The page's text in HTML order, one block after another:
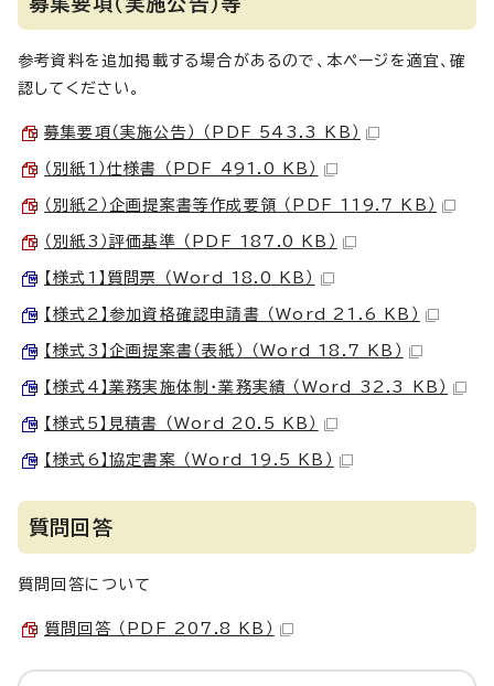
参考資料を追加掲載する場合があるので、本ページを適宜、確
認してください。
募集要項（実施公告） （PDF 543.3 KB）
（別紙1）仕様書 （PDF 491.0 KB）
（別紙2）企画提案書等作成要領 （PDF 119.7 KB）
（別紙3）評価基準 （PDF 187.0 KB）
【様式1】質問票 （Word 18.0 KB）
【様式2】参加資格確認申請書 （Word 21.6 KB）
【様式3】企画提案書（表紙） （Word 18.7 KB）
【様式4】業務実施体制・業務実績 （Word 32.3 KB）
【様式5】見積書 （Word 20.5 KB）
【様式6】協定書案 （Word 19.5 KB）
質問回答
質問回答について
質問回答 （PDF 207.8 KB）